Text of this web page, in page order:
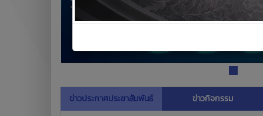
ข่าวประกาศประชาสัมพันธ์ ข่าวกิจกรรม